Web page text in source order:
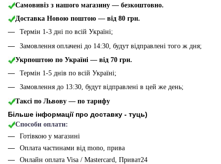
Самовивіз з нашого магазину — безкоштовно.
Доставка Новою поштою — від 80 грн.
Термін 1-3 дні по всій Україні;
Замовлення оплачені до 14:30, будут відправлені того ж дня;
Укрпоштою по Україні — від 70 грн.
Термін 1-5 днів по всій Україні;
Замовлення до 13:30, будут відправлені в цей же день;
Таксі по Львову — по тарифу
Більше інформації про доставку - туць)
Способи оплати:
Готівкою у магазині
Оплата частинами від mono, прива
Онлайн оплата Visa / Mastercard, Приват24